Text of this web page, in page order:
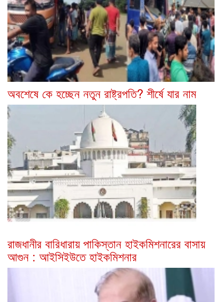
অবশেষে কে হচ্ছেন নতুন রাষ্ট্রপতি? শীর্ষে যার নাম
রাজধানীর বারিধারায় পাকিস্তান হাইকমিশনারের বাসায়
আগুন : আইসিইউতে হাইকমিশনার